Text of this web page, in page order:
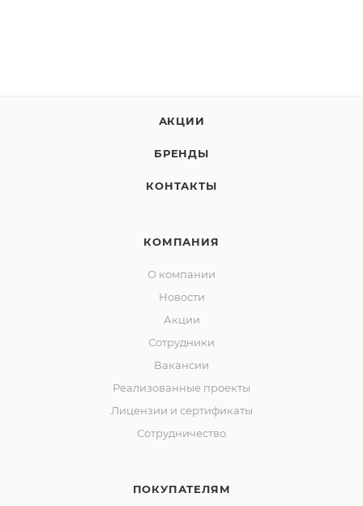
АКЦИИ
БРЕНДЫ
КОНТАКТЫ
КОМПАНИЯ
О компании
Новости
Акции
Сотрудники
Вакансии
Реализованные проекты
Лицензии и сертификаты
Сотрудничество
ПОКУПАТЕЛЯМ